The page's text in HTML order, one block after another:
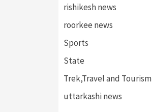
rishikesh news
roorkee news
Sports
State
Trek,Travel and Tourism
uttarkashi news